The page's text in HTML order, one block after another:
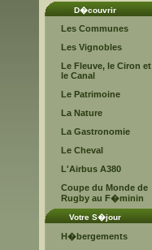
D�couvrir
Les Communes
Les Vignobles
Le Fleuve, le Ciron et
le Canal
Le Patrimoine
La Nature
La Gastronomie
Le Cheval
L'Airbus A380
Coupe du Monde de
Rugby au F�minin
Votre S�jour
H�bergements